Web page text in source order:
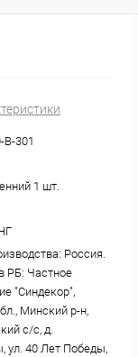
301
1 шт.
Россия.
РБ: Частное
"Синдекор",
Минский р-н,
с/с, д.
ул. 40 Лет Победы,